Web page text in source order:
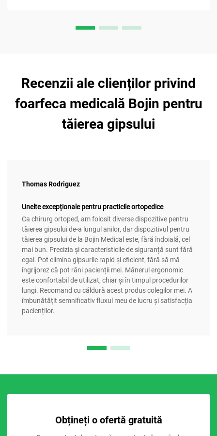
Recenzii ale clienților privind
foarfeca medicală Bojin pentru
tăierea gipsului
Thomas Rodriguez
Unelte excepționale pentru practicile ortopedice
Ca chirurg ortoped, am folosit diverse dispozitive pentru
tăierea gipsului de-a lungul anilor, dar dispozitivul pentru
tăierea gipsului de la Bojin Medical este, fără îndoială, cel
mai bun. Precizia și caracteristicile de siguranță sunt fără
egal. Pot elimina gipsurile rapid și eficient, fără să mă
îngrijorez că pot răni pacienții mei. Mânerul ergonomic
este confortabil de utilizat, chiar și în timpul procedurilor
lungi. Recomand cu căldură acest produs colegilor mei. A
îmbunătățit semnificativ fluxul meu de lucru și satisfacția
pacienților.
Obțineți o ofertă gratuită